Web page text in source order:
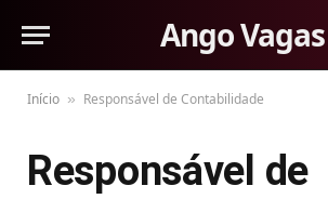
Ango Vagas
Início » Responsável de Contabilidade
Responsável de